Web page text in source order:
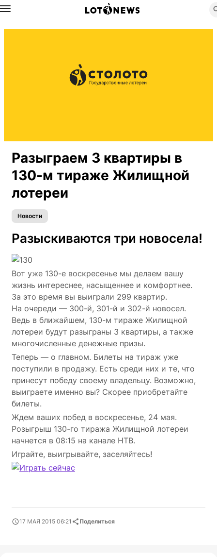
Назад
Разыграем 3 квартиры в
130-м тираже Жилищной
лотереи
Новости
Разыскиваются три новосела!
Вот уже 130-е воскресенье мы делаем вашу
жизнь интереснее, насыщеннее и комфортнее.
За это время вы выиграли 299 квартир.
На очереди — 300-й, 301-й и 302-й новосел.
Ведь в ближайшем, 130-м тираже Жилищной
лотереи будут разыграны 3 квартиры, а также
многочисленные денежные призы.
Теперь — о главном. Билеты на тираж уже
поступили в продажу. Есть среди них и те, что
принесут победу своему владельцу. Возможно,
выиграете именно вы? Скорее приобретайте
билеты.
Ждем ваших побед в воскресенье, 24 мая.
Розыгрыш 130-го тиража Жилищной лотереи
начнется в 08:15 на канале НТВ.
Играйте, выигрывайте, заселяйтесь!
17 МАЯ 2015 06:21 Поделиться